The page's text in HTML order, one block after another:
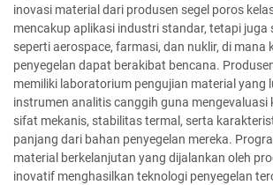
inovasi material dari produsen segel poros
mencakup aplikasi industri standar, tetapi juga
seperti aerospace, farmasi, dan nuklir, di mana
penyegelan dapat berakibat bencana.
memiliki laboratorium pengujian material yang
instrumen analitis canggih guna mengevaluasi
sifat mekanis, stabilitas termal, serta
panjang dari bahan penyegelan mereka.
material berkelanjutan yang dijalankan oleh
inovatif menghasilkan teknologi penyegelan